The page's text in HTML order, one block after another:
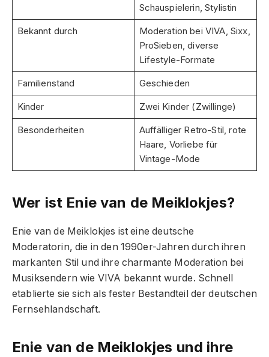
Schauspielerin, Stylistin
Bekannt durch
Moderation bei VIVA, Sixx,
ProSieben, diverse
Lifestyle-Formate
Familienstand Geschieden
Kinder Zwei Kinder (Zwillinge)
Besonderheiten
Auffälliger Retro-Stil, rote
Haare, Vorliebe für
Vintage-Mode
Wer ist Enie van de Meiklokjes?
Enie van de Meiklokjes ist eine deutsche
Moderatorin, die in den 1990er-Jahren durch ihren
markanten Stil und ihre charmante Moderation bei
Musiksendern wie VIVA bekannt wurde. Schnell
etablierte sie sich als fester Bestandteil der deutschen
Fernsehlandschaft.
Enie van de Meiklokjes und ihre